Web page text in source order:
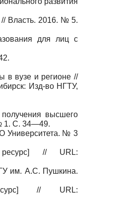
Власть. 2016. № 5.
для лиц с
в вузе и регионе //
Изд-во НГТУ,
высшего
1. C. 34—49.
Университета. № 3
ресурс] // URL:
им. А.С. Пушкина.
// URL: